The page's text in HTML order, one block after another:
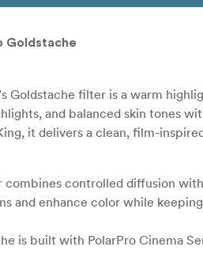
Goldstache
Goldstache filter is a warm
and balanced skin tones
it delivers a clean, film-
combines controlled diffusion
and enhance color while
is built with PolarPro Cinema